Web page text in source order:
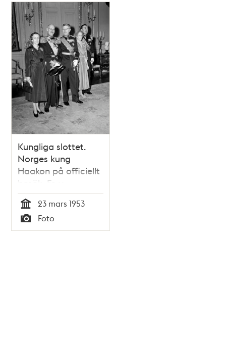
Kungliga slottet.
Norges kung
Haakon på officiellt
besök. Fr. v.
drottning Louise,
kung Haakon, kung
Gustaf VI Adolf,
prinsessan Ingeborg
Tid
23 mars 1953
Typ
Foto